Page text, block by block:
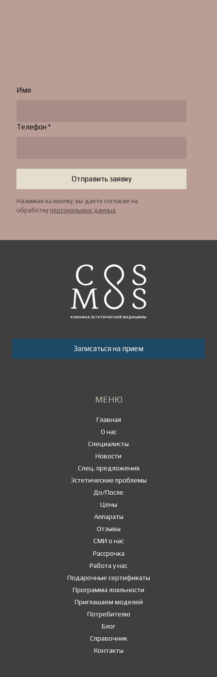
Имя
Телефон *
Отправить заявку
Нажимая на кнопку, вы даете согласие на
обработку персональных данных
Записаться на прием
МЕНЮ
Главная
О нас
Специалисты
Новости
Спец. предложения
Эстетические проблемы
До/После
Цены
Аппараты
Отзывы
СМИ о нас
Рассрочка
Работа у нас
Подарочные сертификаты
Программа лояльности
Приглашаем моделей
Потребителю
Блог
Справочник
Контакты